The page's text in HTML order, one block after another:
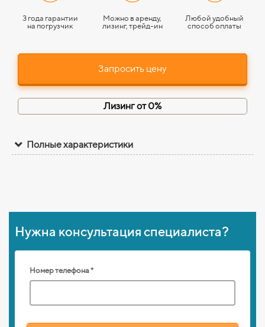
3 года гарантии
на погрузчик
Можно в аренду,
лизинг, трейд-ин
Любой удобный
способ оплаты
Запросить цену
Лизинг от 0%
Полные характеристики
Нужна консультация специалиста?
Номер телефона *